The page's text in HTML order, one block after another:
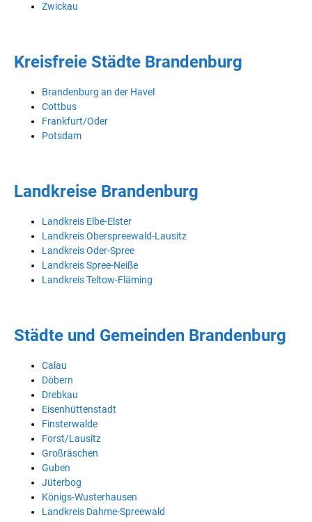
Zwickau
Kreisfreie Städte Brandenburg
Brandenburg an der Havel
Cottbus
Frankfurt/Oder
Potsdam
Landkreise Brandenburg
Landkreis Elbe-Elster
Landkreis Oberspreewald-Lausitz
Landkreis Oder-Spree
Landkreis Spree-Neiße
Landkreis Teltow-Fläming
Städte und Gemeinden Brandenburg
Calau
Döbern
Drebkau
Eisenhüttenstadt
Finsterwalde
Forst/Lausitz
Großräschen
Guben
Jüterbog
Königs-Wusterhausen
Landkreis Dahme-Spreewald